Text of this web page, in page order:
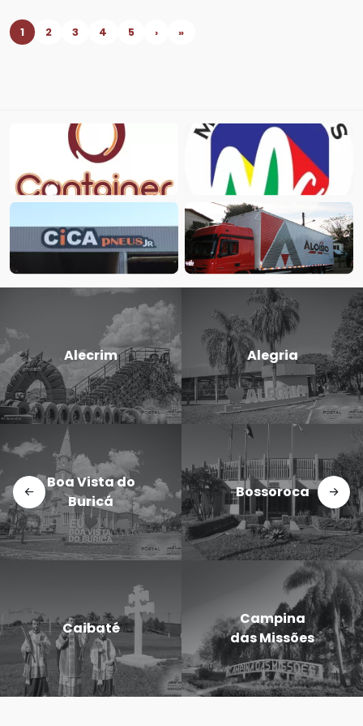
1 2 3 4 5 › »
Candido
Godói
Cerro Largo
Dezesseis de
Novembro
Doutor
Maurício
Cardoso
Entre-Ijuís
Eugênio de
Castro